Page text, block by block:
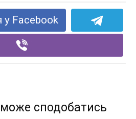
у Facebook
сподобатись